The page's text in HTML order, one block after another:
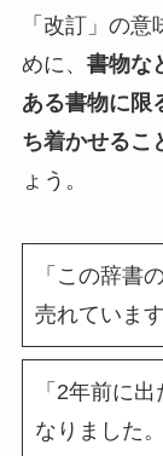
「改訂」の
めに、 書物な
ある書物に限
ち着かせるこ
ょう。
「この辞書
売れています
「2年前に
なりました。